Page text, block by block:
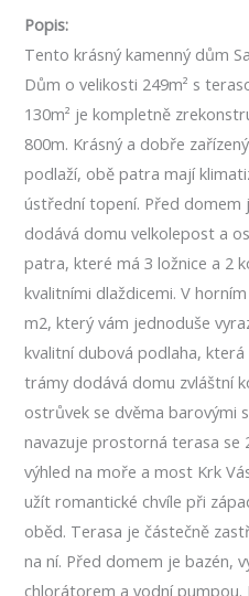
Popis:
Tento krásný kamenný dům
Dům o velikosti 249m² s
130m² je kompletně
800m. Krásný a dobře
podlaží, obě patra mají
ústřední topení. Před domem
dodává domu velkolepost a
patra, které má 3 ložnice a 2
kvalitními dlaždicemi. V
m2, který vám jednoduše
kvalitní dubová podlaha,
trámy dodává domu zvláštní
ostrůvek se dvěma barovými
navazuje prostorná terasa se
výhled na moře a most Krk
užít romantické chvíle při
oběd. Terasa je částečně
na ní. Před domem je bazén,
chlorátorem a vodní pumpou.